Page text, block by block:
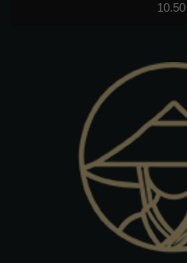
PHO
🌶
quantity
10.50